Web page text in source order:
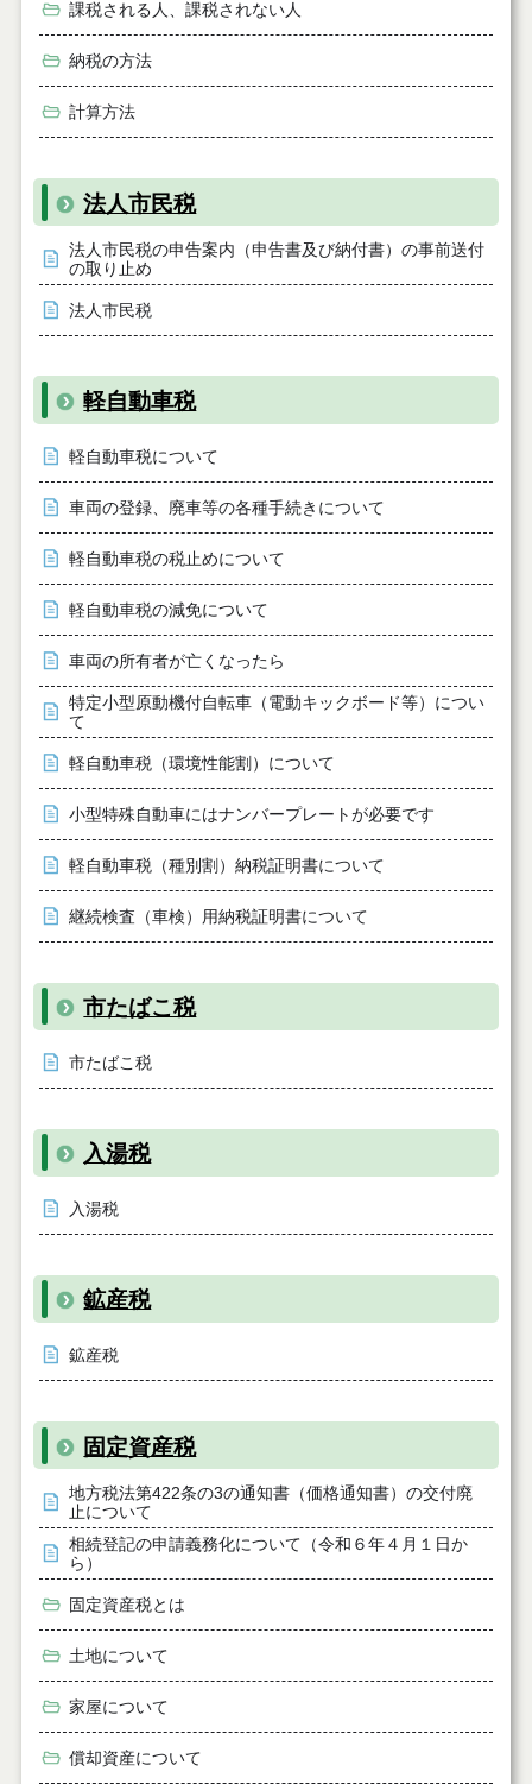
課税される人、課税されない人
納税の方法
計算方法
法人市民税
法人市民税の申告案内（申告書及び納付書）の事前送付
の取り止め
法人市民税
軽自動車税
軽自動車税について
車両の登録、廃車等の各種手続きについて
軽自動車税の税止めについて
軽自動車税の減免について
車両の所有者が亡くなったら
特定小型原動機付自転車（電動キックボード等）につい
て
軽自動車税（環境性能割）について
小型特殊自動車にはナンバープレートが必要です
軽自動車税（種別割）納税証明書について
継続検査（車検）用納税証明書について
市たばこ税
市たばこ税
入湯税
入湯税
鉱産税
鉱産税
固定資産税
地方税法第422条の3の通知書（価格通知書）の交付廃
止について
相続登記の申請義務化について（令和６年４月１日か
ら）
固定資産税とは
土地について
家屋について
償却資産について